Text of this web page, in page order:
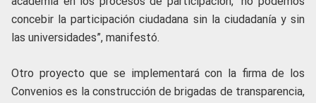
concebir la participación ciudadana sin la ciudadanía y sin
las universidades”, manifestó.
Otro proyecto que se implementará con la firma de los
Convenios es la construcción de brigadas de transparencia,